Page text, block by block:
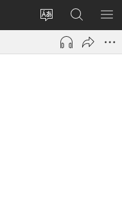
更
网
登
录
开
搜
索
JW.ORG
显
菜